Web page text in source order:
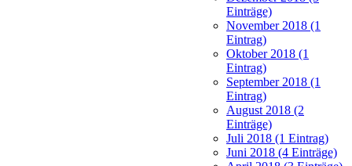
Einträge)
November 2018 (1
Eintrag)
Oktober 2018 (1
Eintrag)
September 2018 (1
Eintrag)
August 2018 (2
Einträge)
Juli 2018 (1 Eintrag)
Juni 2018 (4 Einträge)